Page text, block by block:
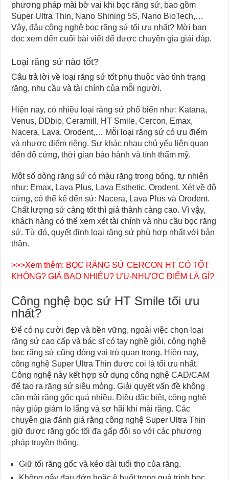
phương pháp mài bờ vai khi bọc răng sứ, bao gồm
Super Ultra Thin, Nano Shining 5S, Nano BioTech,…
Vây, đâu công nghệ bọc răng sứ tối ưu nhất? Mời bạn
đọc xem đến cuối bài viết để được chuyên gia giải đáp.
Loại răng sứ nào tốt?
Câu trả lời về loại răng sứ tốt phụ thuộc vào tình trạng
răng, nhu cầu và tài chính của mỗi người.
Hiện nay, có nhiều loại răng sứ phổ biến như: Katana,
Venus, DDbio, Ceramill, HT Smile, Cercon, Emax,
Nacera, Lava, Orodent,… Mỗi loại răng sứ có ưu điểm
và nhược điểm riêng. Sự khác nhau chủ yếu liên quan
đến độ cứng, thời gian bảo hành và tính thẩm mỹ.
Một số dòng răng sứ có màu răng trong bóng, tự nhiên
như: Emax, Lava Plus, Lava Esthetic, Orodent. Xét về độ
cứng, có thể kể đến sứ: Nacera, Lava Plus và Orodent.
Chất lượng sứ càng tốt thì giá thành càng cao. Vì vậy,
khách hàng có thể xem xét tài chính và nhu cầu bọc răng
sứ. Từ đó, quyết định loại răng sứ phù hợp nhất với bản
thân.
>>>Xem thêm: BỌC RĂNG SỨ CERCON HT CÓ TỐT
KHÔNG? GIÁ BAO NHIÊU? ƯU-NHƯỢC ĐIỂM LÀ GÌ?
Công nghệ bọc sứ HT Smile tối ưu
nhất?
Để có nụ cười đẹp và bền vững, ngoài việc chọn loại
răng sứ cao cấp và bác sĩ có tay nghề giỏi, công nghệ
bọc răng sứ cũng đóng vai trò quan trọng. Hiện nay,
công nghệ Super Ultra Thin được coi là tối ưu nhất.
Công nghệ này kết hợp sử dụng công nghệ CAD/CAM
để tạo ra răng sứ siêu mỏng. Giải quyết vấn đề không
cần mài răng gốc quá nhiều. Điều đặc biệt, công nghệ
này giúp giảm lo lắng và sợ hãi khi mài răng. Các
chuyên gia đánh giá rằng công nghệ Super Ultra Thin
giữ được răng gốc tối đa gấp đôi so với các phương
pháp truyền thống.
Giữ tối răng gốc và kéo dài tuổi thọ của răng.